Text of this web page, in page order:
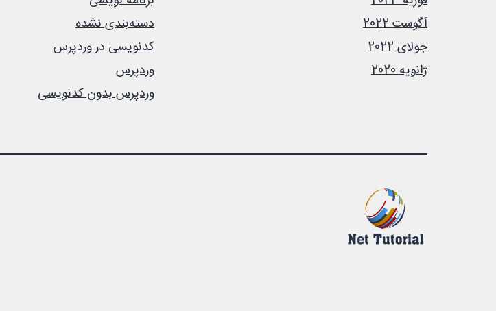
آگوست 2022
جولای 2022
ژانویه 2020
دسته‌بندی نشده
کدنویسی در وردپرس
وردپرس
وردپرس بدون کدنویسی